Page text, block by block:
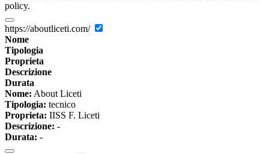
policy.
https://aboutliceti.com/
Nome
Tipologia
Proprieta
Descrizione
Durata
Nome: About Liceti
Tipologia: tecnico
Proprieta: IISS F. Liceti
Descrizione: -
Durata: -